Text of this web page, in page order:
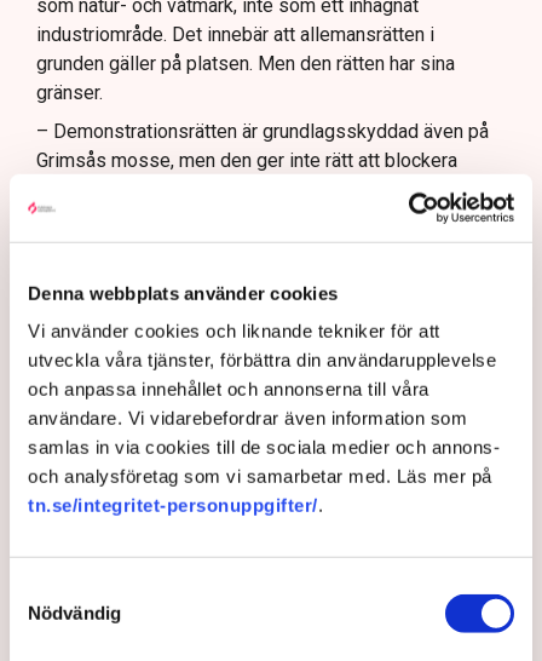
Denna webbplats använder cookies
Vi använder cookies och liknande tekniker för att
utveckla våra tjänster, förbättra din användarupplevelse
och anpassa innehållet och annonserna till våra
användare. Vi vidarebefordrar även information som
samlas in via cookies till de sociala medier och annons-
och analysföretag som vi samarbetar med. Läs mer på
tn.se/integritet-personuppgifter/.
Nödvändig
som natur- och våtmark, inte som ett inhägnat
industriområde. Det innebär att allemansrätten i
grunden gäller på platsen. Men den rätten har sina
gränser.
– Demonstrationsrätten är grundlagsskyddad även på
Grimsås mosse, men den ger inte rätt att blockera
ekonomiska värden, säger Anna-Lena Mann.
utredas som skadegörelse eller sabotage. Men för att
krävs att brottet pågår eller nyss har avslutats, samt
konkreta bevis eller utpekade misstänkta.
– Anmälningar om till exempel fröspridningen är
upptagna och kommer att utredas och lagföras, en del i
efterhand. Det är bland annat anledningen till att vi nu
även använder drönare för att dokumentera och säkra
Myndigheter
Polisen